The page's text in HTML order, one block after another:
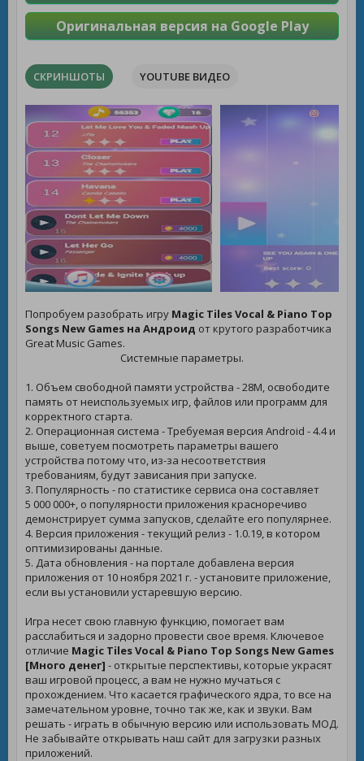
Оригинальная версия на Google Play
СКРИНШОТЫ YOUTUBE ВИДЕО
Попробуем разобрать игру Magic Tiles Vocal & Piano Top
Songs New Games на Андроид от крутого разработчика
Great Music Games.
Системные параметры.
1. Объем свободной памяти устройства - 28M, освободите
память от неиспользуемых игр, файлов или программ для
корректного старта.
2. Операционная система - Требуемая версия Android - 4.4 и
выше, советуем посмотреть параметры вашего
устройства потому что, из-за несоответствия
требованиям, будут зависания при запуске.
3. Популярность - по статистике сервиса она составляет
5 000 000+, о популярности приложения красноречиво
демонстрирует сумма запусков, сделайте его популярнее.
4. Версия приложения - текущий релиз - 1.0.19, в котором
оптимизированы данные.
5. Дата обновления - на портале добавлена версия
приложения от 10 ноября 2021 г. - установите приложение,
если вы установили устаревшую версию.
Игра несет свою главную функцию, помогает вам
расслабиться и задорно провести свое время. Ключевое
отличие Magic Tiles Vocal & Piano Top Songs New Games
[Много денег] - открытые перспективы, которые украсят
ваш игровой процесс, а вам не нужно мучаться с
прохождением. Что касается графического ядра, то все на
замечательном уровне, точно так же, как и звуки. Вам
решать - играть в обычную версию или использовать МОД.
Не забывайте открывать наш сайт для загрузки разных
приложений.